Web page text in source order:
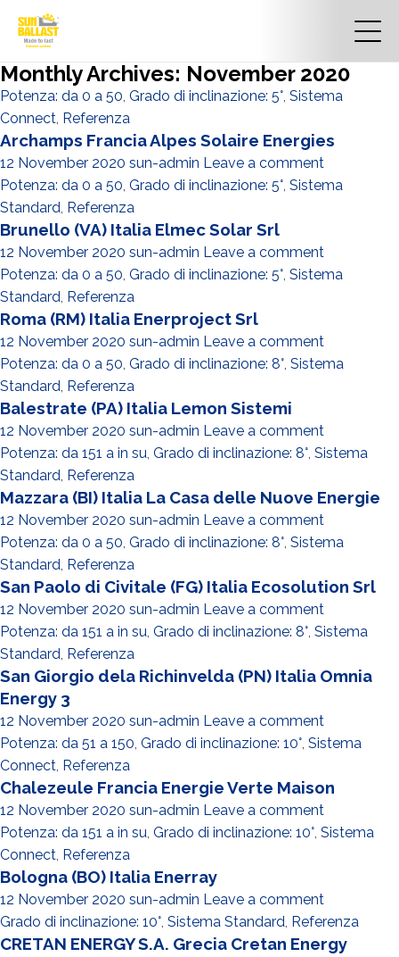
Monthly Archives: November 2020
Potenza: da 0 a 50, Grado di inclinazione: 5°, Sistema
Connect, Referenza
Archamps Francia Alpes Solaire Energies
12 November 2020 sun-admin Leave a comment
Potenza: da 0 a 50, Grado di inclinazione: 5°, Sistema
Standard, Referenza
Brunello (VA) Italia Elmec Solar Srl
12 November 2020 sun-admin Leave a comment
Potenza: da 0 a 50, Grado di inclinazione: 5°, Sistema
Standard, Referenza
Roma (RM) Italia Enerproject Srl
12 November 2020 sun-admin Leave a comment
Potenza: da 0 a 50, Grado di inclinazione: 8°, Sistema
Standard, Referenza
Balestrate (PA) Italia Lemon Sistemi
12 November 2020 sun-admin Leave a comment
Potenza: da 151 a in su, Grado di inclinazione: 8°, Sistema
Standard, Referenza
Mazzara (BI) Italia La Casa delle Nuove Energie
12 November 2020 sun-admin Leave a comment
Potenza: da 0 a 50, Grado di inclinazione: 8°, Sistema
Standard, Referenza
San Paolo di Civitale (FG) Italia Ecosolution Srl
12 November 2020 sun-admin Leave a comment
Potenza: da 151 a in su, Grado di inclinazione: 8°, Sistema
Standard, Referenza
San Giorgio dela Richinvelda (PN) Italia Omnia
Energy 3
12 November 2020 sun-admin Leave a comment
Potenza: da 51 a 150, Grado di inclinazione: 10°, Sistema
Connect, Referenza
Chalezeule Francia Energie Verte Maison
12 November 2020 sun-admin Leave a comment
Potenza: da 151 a in su, Grado di inclinazione: 10°, Sistema
Connect, Referenza
Bologna (BO) Italia Enerray
12 November 2020 sun-admin Leave a comment
Grado di inclinazione: 10°, Sistema Standard, Referenza
CRETAN ENERGY S.A. Grecia Cretan Energy